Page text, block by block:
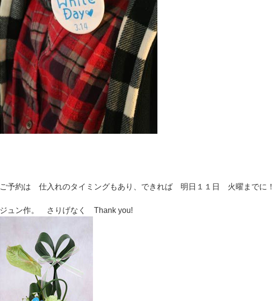
ご予約は 仕入れのタイミングもあり、できれば 明日１１日 火曜までに！
ジュン作。 さりげなく Thank you!